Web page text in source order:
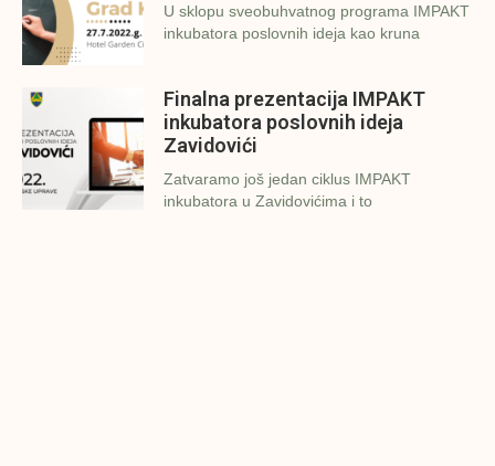
U sklopu sveobuhvatnog programa IMPAKT
inkubatora poslovnih ideja kao kruna
Finalna prezentacija IMPAKT
inkubatora poslovnih ideja
Zavidovići
Zatvaramo još jedan ciklus IMPAKT
inkubatora u Zavidovićima i to